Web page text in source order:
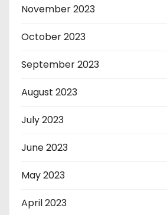
November 2023
October 2023
September 2023
August 2023
July 2023
June 2023
May 2023
April 2023